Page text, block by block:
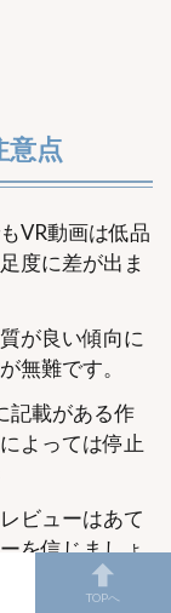
意点
VR動画は低品
度に差が出ま
が良い傾向に
無難です。
記載がある作
よっては停止
ビューはあて
を信じましょ
TOPへ